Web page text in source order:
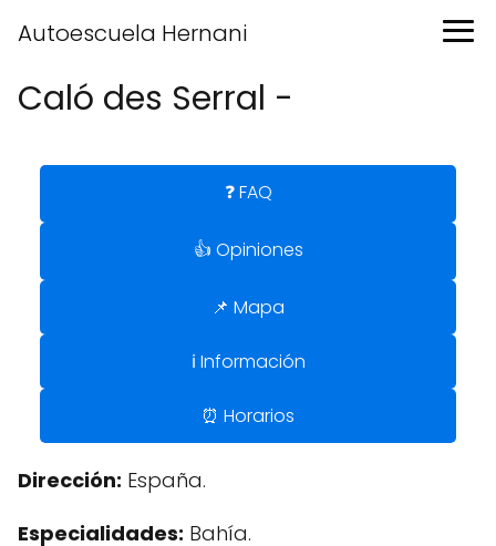
Autoescuela Hernani
Caló des Serral -
❓ FAQ
👍 Opiniones
📌 Mapa
ℹ️ Información
⏰ Horarios
Dirección: España.
Especialidades: Bahía.